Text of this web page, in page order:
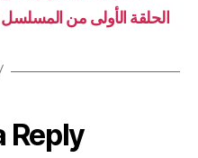
الحلقة الأولى من
Reply